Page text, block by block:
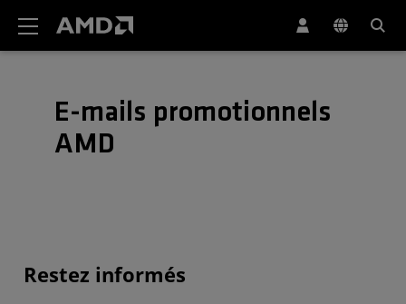
E-mails promotionnels
AMD
Restez informés